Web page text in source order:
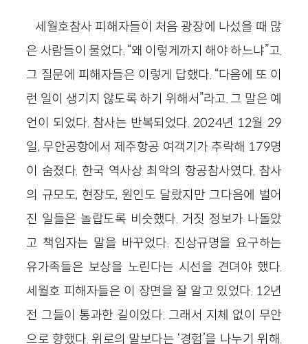
세월호참사 피해자들이 처음 광장에 나섰을 때 많
은 사람들이 물었다. “왜 이렇게까지 해야 하느냐”고.
그 질문에 피해자들은 이렇게 답했다. “다음에 또 이
런 일이 생기지 않도록 하기 위해서”라고. 그 말은 예
언이 되었다. 참사는 반복되었다. 2024년 12월 29
일, 무안공항에서 제주항공 여객기가 추락해 179명
이 숨졌다. 한국 역사상 최악의 항공참사였다. 참사
의 규모도, 현장도, 원인도 달랐지만 그다음에 벌어
진 일들은 놀랍도록 비슷했다. 거짓 정보가 나돌았
고 책임자는 말을 바꾸었다. 진상규명을 요구하는
유가족들은 보상을 노린다는 시선을 견뎌야 했다.
세월호 피해자들은 이 장면을 잘 알고 있었다. 12년
전 그들이 통과한 길이었다. 그래서 지체 없이 무안
으로 향했다. 위로의 말보다는 ‘경험’을 나누기 위해.